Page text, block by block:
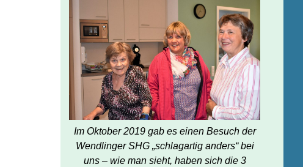
Im Oktober 2019 gab es einen Besuch der
Wendlinger SHG „schlagartig anders“ bei
uns – wie man sieht, haben sich die 3